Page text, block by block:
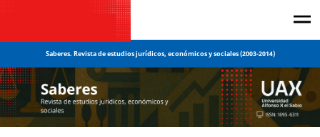
Saberes. Revista de estudios jurídicos, económicos y sociales (2003-2014)